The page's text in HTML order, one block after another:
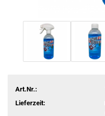
Art.Nr.:
Lieferzeit: